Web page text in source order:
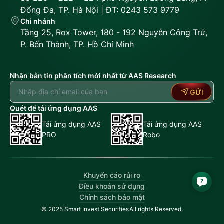
Đống Đa, TP. Hà Nội | ĐT: 0243 573 9779
Chi nhánh
Tầng 25, Rox Tower, 180 - 192 Nguyễn Công Trứ,
P. Bến Thành, TP. Hồ Chí Minh
Nhận bản tin phân tích mới nhất từ AAS Research
GỬI
Quét để tải ứng dụng AAS
Tải ứng dụng AAS
PRO
Tải ứng dụng AAS
Robo
Khuyến cáo rủi ro
Điều khoản sử dụng
Chính sách bảo mật
© 2025 Smart Invest SecuritiesAll rights Reserved.